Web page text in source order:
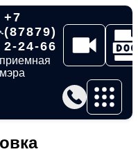
+7
(87879)
2-24-66
приемная
мэра